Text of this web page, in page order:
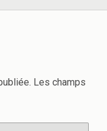
Les champs